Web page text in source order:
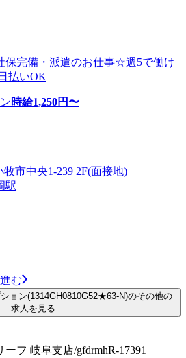
保完備・派遣のお仕事☆週5で働け
払いOK
時給1,250円〜
市中央1-239 2F(面接地)
駅
む
ョン(1314GH0810G52★63-N)のその他の
求人を見る
フ 岐阜支店/gfdrmhR-17391